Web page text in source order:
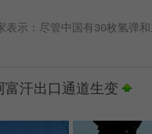
表示：尽管中国有30枚氢弹
汗出口通道生变